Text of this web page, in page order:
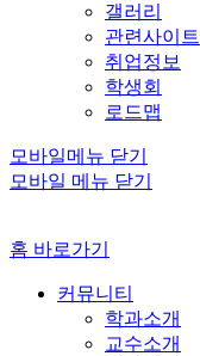
갤러리
관련사이트
취업정보
학생회
로드맵
모바일메뉴 닫기
모바일 메뉴 닫기
홈 바로가기
커뮤니티
학과소개
교수소개